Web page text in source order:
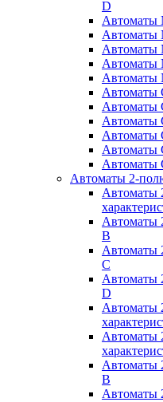
D
Автоматы
Автоматы
Автоматы
Автоматы
Автоматы
Автоматы
Автоматы
Автоматы
Автоматы
Автоматы
Автоматы
Автоматы 2-
Автоматы
Автоматы
B
Автоматы
C
Автоматы
D
Автоматы
Автоматы
Автоматы
B
Автоматы